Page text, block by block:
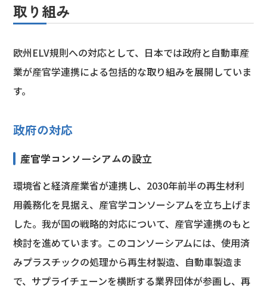
取り組み
欧州ELV規則への対応として、日本では政府と自動車産
業が産官学連携による包括的な取り組みを展開していま
す。
政府の対応
産官学コンソーシアムの設立
環境省と経済産業省が連携し、2030年前半の再生材利
用義務化を見据え、産官学コンソーシアムを立ち上げま
した。我が国の戦略的対応について、産官学連携のもと
検討を進めています。このコンソーシアムには、使用済
みプラスチックの処理から再生材製造、自動車製造ま
で、サプライチェーンを横断する業界団体が参画し、再